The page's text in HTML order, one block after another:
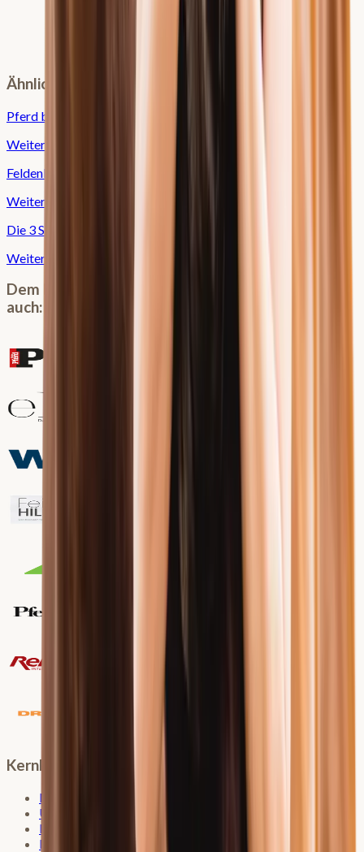
Ähnliche Podcast-Episoden
Pferd bei Hitze: Was ab 40 Grad wirklich zählt
Weiterlesen ›
Feldenkrais für Pferd und Reiter: 2 Methoden im Überblick
Weiterlesen ›
Die 3 Säulen einer erfolgreichen Pferdebehandlung
Weiterlesen ›
Dem Fachwissen von Dr. Veronika Klein vertrauen
auch:
Kernkompetenz Pferd
Mein Konzept
Über mich
Erfahrungsberichte
Podcast